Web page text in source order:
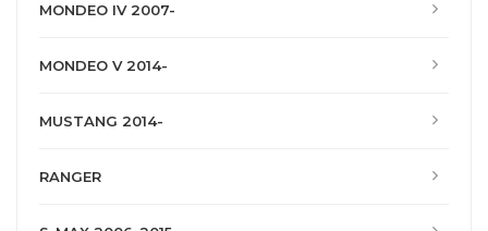
MONDEO IV 2007-
MONDEO V 2014-
MUSTANG 2014-
RANGER